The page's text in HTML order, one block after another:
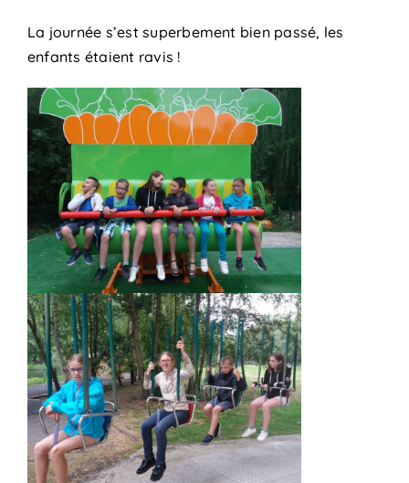
La journée s’est superbement bien passé, les
enfants étaient ravis !